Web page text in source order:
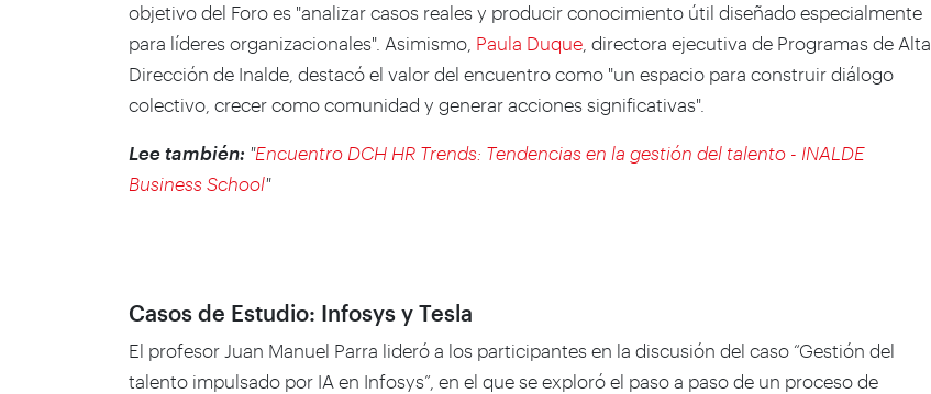
objetivo del Foro es "analizar casos reales y producir conocimiento útil diseñado especialmente
para líderes organizacionales". Asimismo, Paula Duque , directora ejecutiva de Programas de Alta
Dirección de Inalde, destacó el valor del encuentro como "un espacio para construir diálogo
colectivo, crecer como comunidad y generar acciones significativas".
Lee también: "Encuentro DCH HR Trends: Tendencias en la gestión del talento - INALDE
Business School"
Casos de Estudio: Infosys y Tesla
El profesor Juan Manuel Parra lideró a los participantes en la discusión del caso “Gestión del
talento impulsado por IA en Infosys”, en el que se exploró el paso a paso de un proceso de